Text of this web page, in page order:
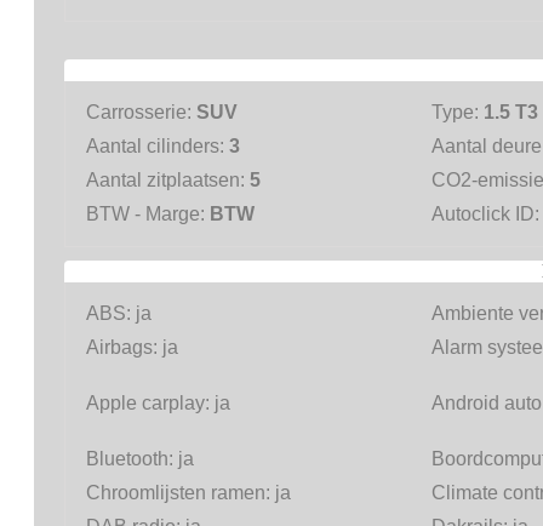
Carrosserie: SUV Type: 1.5
Aantal cilinders: 3
Aantal
Aantal zitplaatsen: 5
CO2-
BTW - Marge: BTW Autoclick ID:
ABS: ja
Ambiente
Airbags: ja Alarm
Apple carplay: ja Android
Bluetooth: ja
Chroomlijsten ramen: ja
Climate